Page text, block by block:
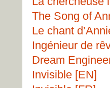
The Song of
Le chant
Ingénieur de
Dream
Invisible [EN]